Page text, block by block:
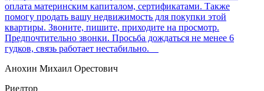
оплата материнским капиталом, сертификатами. Также
помогу продать вашу недвижимость для покупки этой
квартиры. Звоните, пишите, приходите на просмотр.
Предпочтительно звонки. Просьба дождаться не менее 6
гудков, связь работает нестабильно.
Анохин Михаил Орестович
Риелтор